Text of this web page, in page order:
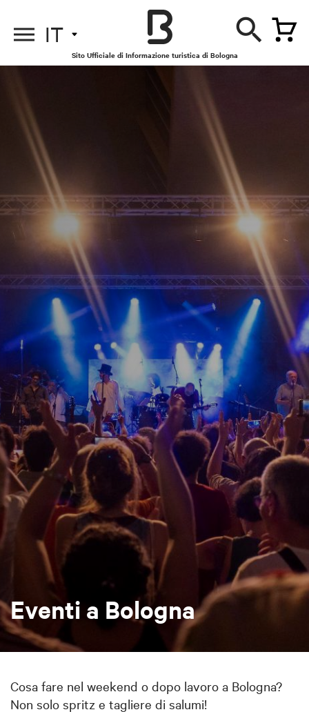
IT
Sito Ufficiale di Informazione turistica di Bologna
Eventi a Bologna
Cosa fare nel weekend o dopo lavoro a Bologna?
Non solo spritz e tagliere di salumi!